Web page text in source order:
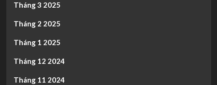
Tháng 3 2025
Tháng 2 2025
Tháng 1 2025
Tháng 12 2024
Tháng 11 2024